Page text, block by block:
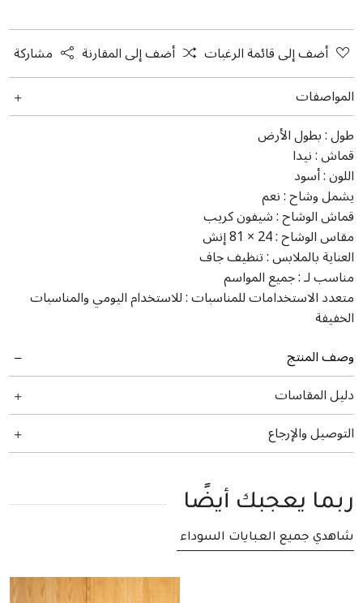
أضف إلى قائمة الرغبات أضف إلى المقارنة
مشاركة
المواصفات
طول :بطول الأرض
قماش :نیدا
اللون :أسود
يشمل وشاح :نعم
قماش الوشاح :شيفون كريب
مقاس الوشاح :24 × 81 إنش
العناية بالملابس :تنظيف جاف
مناسب لـ :جميع المواسم
متعدد الاستخدامات للمناسبات :للاستخدام اليومي والمناسبات
الخفيفة
وصف المنتج
دليل المقاسات
التوصيل والإرجاع
ربما يعجبك أيضًا
شاهدي جميع العبايات السوداء